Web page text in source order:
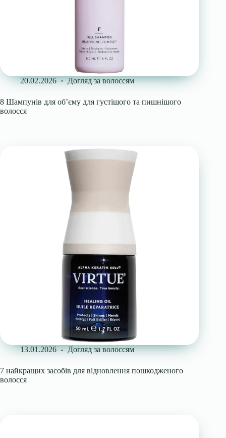
20.02.2026 Догляд за волоссям
8 Шампунів для об’єму для густішого та пишнішого
волосся
13.01.2026 Догляд за волоссям
7 найкращих засобів для відновлення пошкодженого
волосся